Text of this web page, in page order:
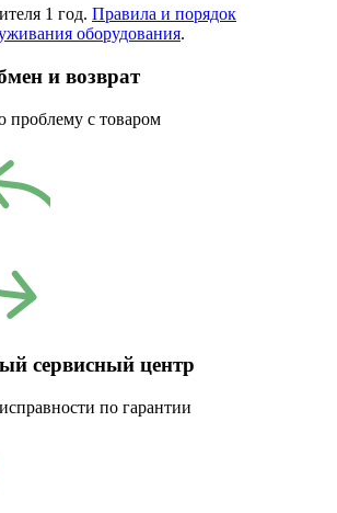
1 год. Правила и порядок
оборудования.
и возврат
с товаром
сервисный центр
по гарантии